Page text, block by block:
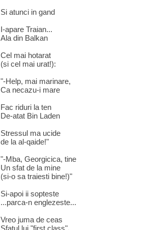
Si atunci in gand
I-apare Traian...
Ala din Balkan
Cel mai hotarat
(si cel mai urat!):
"-Help, mai marinare,
Ca necazu-i mare
Fac riduri la ten
De-atat Bin Laden
Stressul ma ucide
de la al-qaide!"
"-Mba, Georgicica, tine
Un sfat de la mine
(si-o sa traiesti bine!)"
Si-apoi ii sopteste
...parca-n englezeste...
Vreo juma de ceas